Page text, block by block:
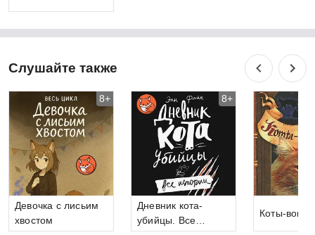
Слушайте также
Девочка с лисьим
хвостом
8+
Дневник кота-
убийцы. Все
8+
Коты-